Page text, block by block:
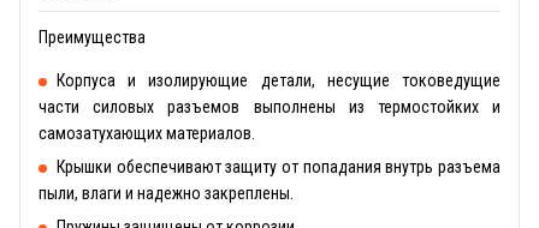
Преимущества
Корпуса и изолирующие детали, несущие токоведущие
части силовых разъемов выполнены из термостойких и
самозатухающих материалов.
Крышки обеспечивают защиту от попадания внутрь разъема
пыли, влаги и надежно закреплены.